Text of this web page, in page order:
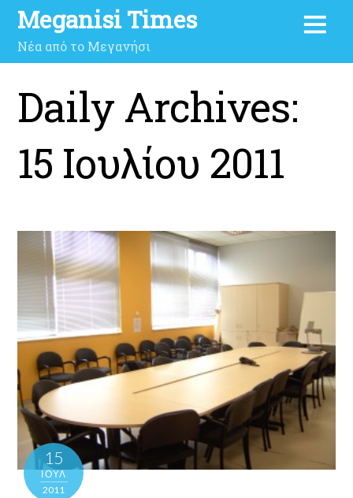
Meganisi Times
Νέα από το Μεγανήσι
Daily Archives:
15 Ιουλίου 2011
15
ΙΟΎΛ
2011